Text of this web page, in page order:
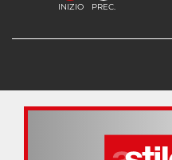
INIZIO PREC.